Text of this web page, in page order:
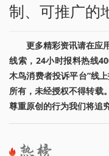
制、可推广的
更多精彩资讯请在应
线索，24小时报料热线
木鸟消费者投诉平台”线
所有，未经授权不得转
尊重原创的行为我们将追